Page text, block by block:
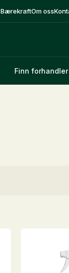
BærekraftOm oss
Finn forhandler